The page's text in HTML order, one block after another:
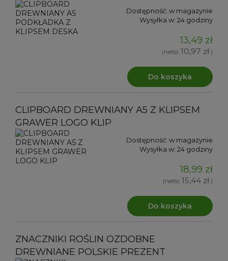
Dostępność: w magazynie
Wysyłka w: 24 godziny
13,49 zł
(netto: 10,97 zł )
Do koszyka
CLIPBOARD DREWNIANY A5 Z KLIPSEM
GRAWER LOGO KLIP
Dostępność: w magazynie
Wysyłka w: 24 godziny
18,99 zł
(netto: 15,44 zł )
Do koszyka
ZNACZNIKI ROŚLIN OZDOBNE
DREWNIANE POLSKIE PREZENT